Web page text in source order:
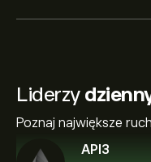
Liderzy
Poznaj największe
API3